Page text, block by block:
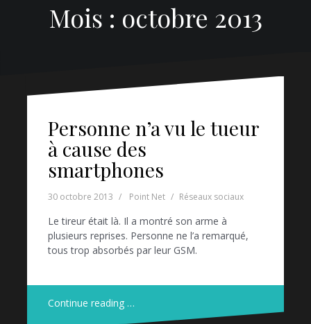
Mois : octobre 2013
Personne n’a vu le tueur
à cause des
smartphones
30 octobre 2013 Point Net Réseaux sociaux
Le tireur était là. Il a montré son arme à
plusieurs reprises. Personne ne l’a remarqué,
tous trop absorbés par leur GSM.
Continue reading …